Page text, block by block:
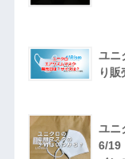
ユニ
り
ユニ
6/19